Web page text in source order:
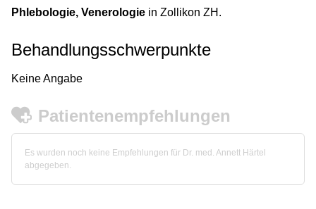
Phlebologie, Venerologie in Zollikon ZH.
Behandlungsschwerpunkte
Keine Angabe
Patientenempfehlungen
Es wurden noch keine Empfehlungen für Dr. med. Annett Härtel
abgegeben.